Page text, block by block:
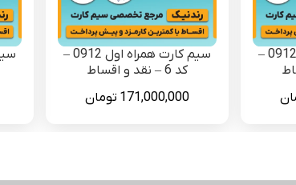
سیم کارت همراه اول 0912 –
سیم کارت همراه اول 0912 –
کد 6 – نقد و اقساط
171,000,000 تومان